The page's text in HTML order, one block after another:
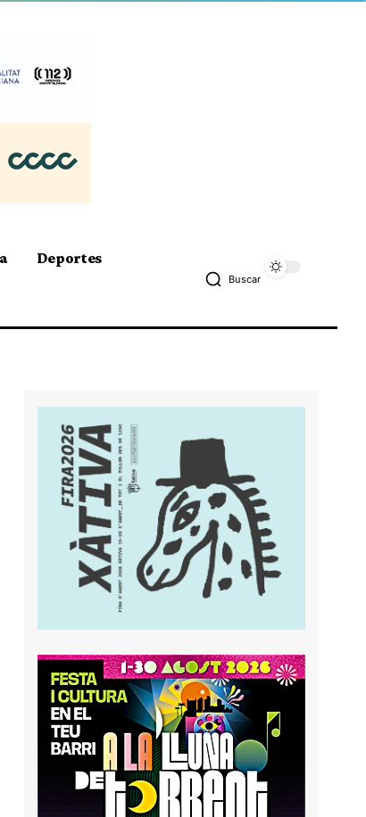
Deportes
Buscar